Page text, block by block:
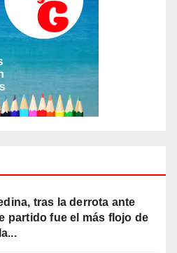
tras la derrota ante
partido fue el más flojo de